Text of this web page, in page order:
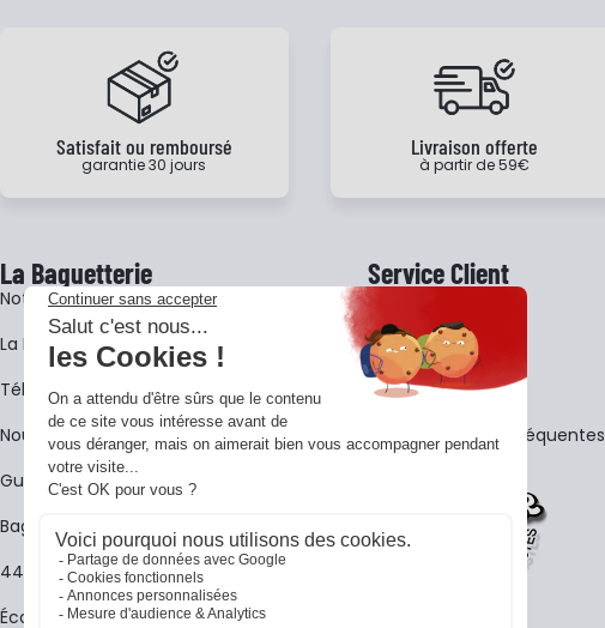
Satisfait ou remboursé
garantie 30 jours
Livraison offerte
à partir de 59€
La Baguetterie
Notre histoire
La BagShow
​Télécharger le catalogue
Nous contacter
Guides La Baguetterie
Baguetterie Shop Online
44 ans de rencontres
Écoles
Service Client
Garantie 3 ans
CGV
FAQ - Questions Fréquentes